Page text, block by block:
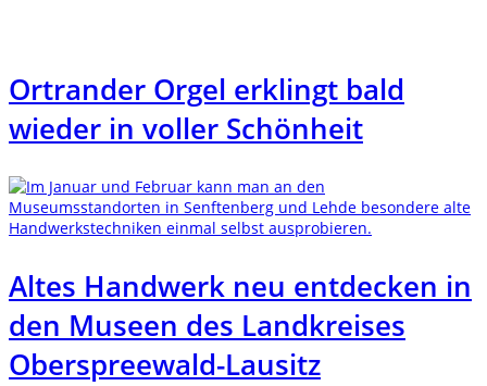
Ortrander Orgel erklingt bald
wieder in voller Schönheit
Altes Handwerk neu entdecken in
den Museen des Landkreises
Oberspreewald-Lausitz